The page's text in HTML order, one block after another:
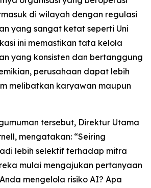
di wilayah dengan regulasi
yang sangat ketat seperti Uni
ini memastikan tata kelola
yang konsisten dan bertanggung
perusahaan dapat lebih
melibatkan karyawan maupun
tersebut, Direktur Utama
mengatakan: “Seiring
lebih selektif terhadap mitra
mulai mengajukan pertanyaan
mengelola risiko AI? Apa